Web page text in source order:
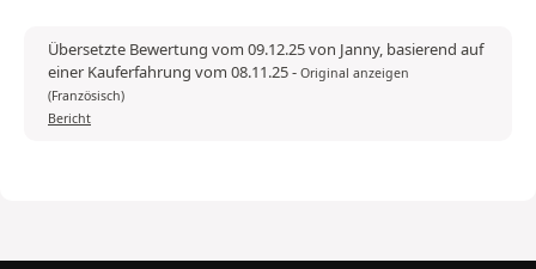
Übersetzte Bewertung vom 09.12.25 von Janny, basierend auf
einer Kauferfahrung vom 08.11.25- Original anzeigen
(Französisch)
Bericht